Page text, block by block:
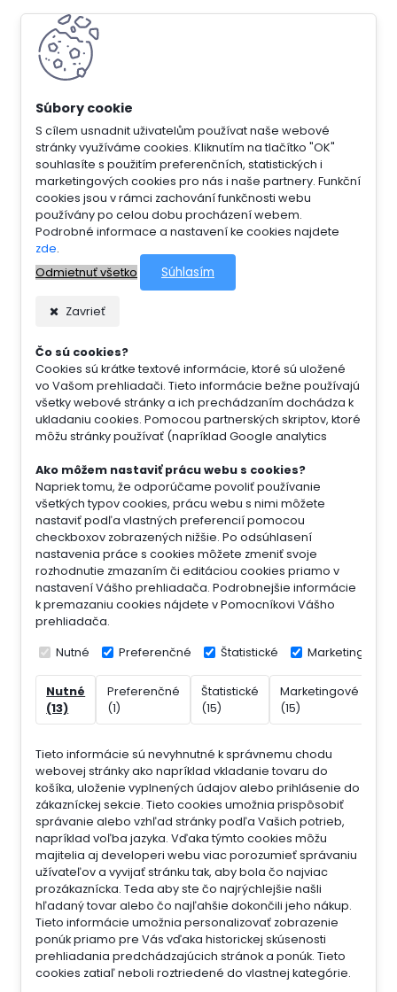
S cílem usnadnit uživatelům používat naše webové
stránky využíváme cookies. Kliknutím na tlačítko "OK"
souhlasíte s použitím preferenčních, statistických i
marketingových cookies pro nás i naše partnery. Funkční
cookies jsou v rámci zachování funkčnosti webu
používány po celou dobu procházení webem.
Podrobné informace a nastavení ke cookies najdete
zde.
Odmietnuť všetko
Súhlasím
Zavrieť
Čo sú cookies?
Cookies sú krátke textové informácie, ktoré sú uložené
vo Vašom prehliadači. Tieto informácie bežne používajú
všetky webové stránky a ich prechádzaním dochádza k
ukladaniu cookies. Pomocou partnerských skriptov, ktoré
môžu stránky používať (napríklad Google analytics
Ako môžem nastaviť prácu webu s cookies?
Napriek tomu, že odporúčame povoliť používanie
všetkých typov cookies, prácu webu s nimi môžete
nastaviť podľa vlastných preferencií pomocou
checkboxov zobrazených nižšie. Po odsúhlasení
nastavenia práce s cookies môžete zmeniť svoje
rozhodnutie zmazaním či editáciou cookies priamo v
nastavení Vášho prehliadača. Podrobnejšie informácie
k premazaniu cookies nájdete v Pomocníkovi Vášho
prehliadača.
Nutné Preferenčné Štatistické Marketingové
Nutné
(13)
Preferenčné
(1)
Štatistické
(15)
Marketingové
(15)
Tieto informácie sú nevyhnutné k správnemu chodu
webovej stránky ako napríklad vkladanie tovaru do
košíka, uloženie vyplnených údajov alebo prihlásenie do
zákazníckej sekcie. Tieto cookies umožnia prispôsobiť
správanie alebo vzhľad stránky podľa Vašich potrieb,
napríklad voľba jazyka. Vďaka týmto cookies môžu
majitelia aj developeri webu viac porozumieť správaniu
užívateľov a vyvijať stránku tak, aby bola čo najviac
prozákaznícka. Teda aby ste čo najrýchlejšie našli
hľadaný tovar alebo čo najľahšie dokončili jeho nákup.
Tieto informácie umožnia personalizovať zobrazenie
ponúk priamo pre Vás vďaka historickej skúsenosti
prehliadania predchádzajúcich stránok a ponúk. Tieto
cookies zatiaľ neboli roztriedené do vlastnej kategórie.